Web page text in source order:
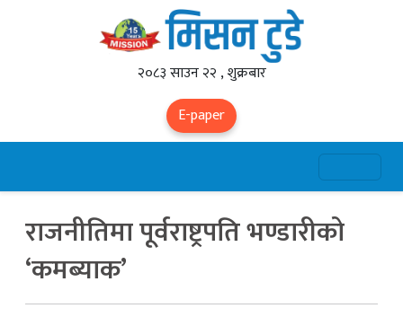
२०८३ साउन २२ , शुक्रबार
E-paper
राजनीतिमा पूर्वराष्ट्रपति भण्डारीको
‘कमब्याक’